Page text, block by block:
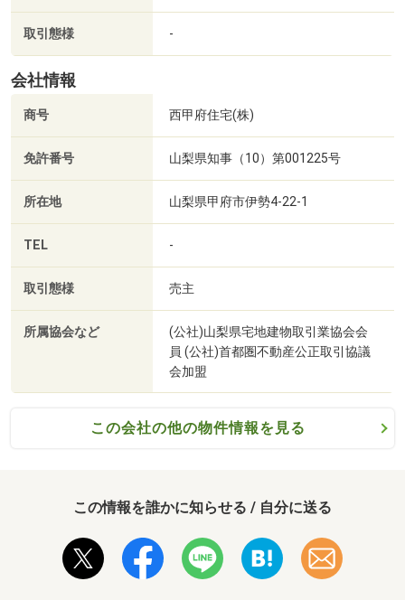
ローソン甲斐大下条南店まで534m
セブンイレブン甲斐大下条店まで558m
取引態様 -
会社情報
商号 西甲府住宅(株)
免許番号 山梨県知事（10）第001225号
所在地 山梨県甲府市伊勢4-22-1
TEL -
取引態様 売主
所属協会など
(公社)山梨県宅地建物取引業協会会
員 (公社)首都圏不動産公正取引協議
会加盟
この会社の他の物件情報を見る
この情報を誰かに知らせる / 自分に送る